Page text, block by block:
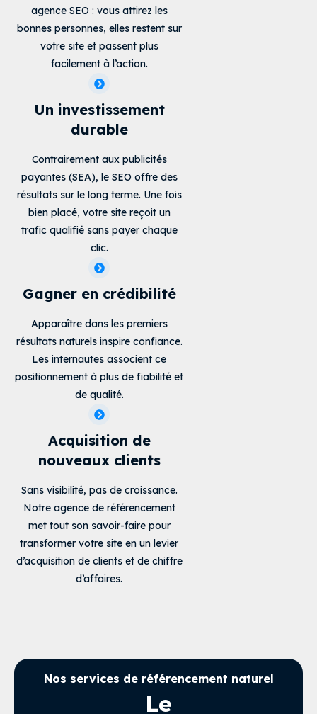
agence SEO : vous attirez les
bonnes personnes, elles restent sur
votre site et passent plus
facilement à l’action.
Un investissement
durable
Contrairement aux publicités
payantes (SEA), le SEO offre des
résultats sur le long terme. Une fois
bien placé, votre site reçoit un
trafic qualifié sans payer chaque
clic.
Gagner en crédibilité
Apparaître dans les premiers
résultats naturels inspire confiance.
Les internautes associent ce
positionnement à plus de fiabilité et
de qualité.
Acquisition de
nouveaux clients
Sans visibilité, pas de croissance.
Notre agence de référencement
met tout son savoir-faire pour
transformer votre site en un levier
d’acquisition de clients et de chiffre
d’affaires.
Nos services de référencement naturel
Le